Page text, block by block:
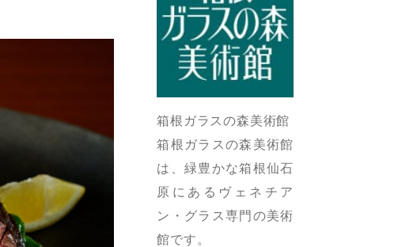
箱根ガラスの森美術館
箱根ガラスの森美術館
は、緑豊かな箱根仙石
原にあるヴェネチア
ン・グラス専門の美術
館です。